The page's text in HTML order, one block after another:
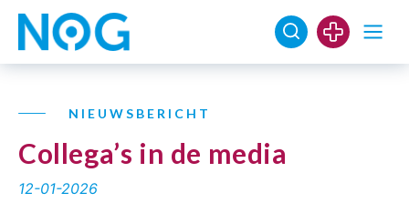
NIEUWSBERICHT
Collega’s in de media
12-01-2026